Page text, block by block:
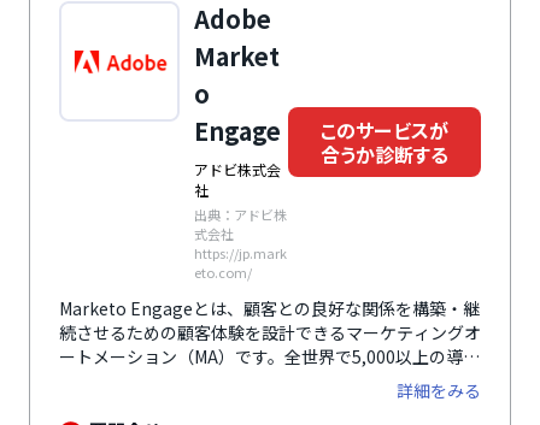
Adobe
Market
o
Engage
アドビ株式会
社
出典：アドビ株
式会社
https://jp.mark
eto.com/
このサービスが
合うか診断する
Marketo Engageとは、顧客との良好な関係を構築・継
続させるための顧客体験を設計できるマーケティングオ
ートメーション（MA）です。全世界で5,000以上の導入
数があり、あらゆるビジネスニーズに応えるための、拡
張性と柔軟なサービス連携も実施しています。
詳細をみる